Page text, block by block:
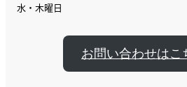
水・木曜日
お問い合わせはこ